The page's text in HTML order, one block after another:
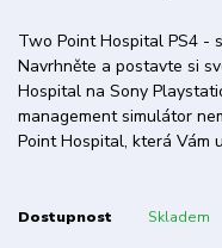
Two Point Hospital PS4 -
Navrhněte a postavte si
Hospital na Sony
management simulátor
Point Hospital, která Vám
Dostupnost Skladem